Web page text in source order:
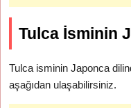
Tulca İsminin
Tulca isminin Japonca
aşağıdan ulaşabilirsiniz.